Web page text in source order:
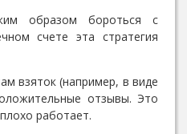
образом бороться с
счете эта стратегия
взяток (например, в виде
отзывы. Это
работает.